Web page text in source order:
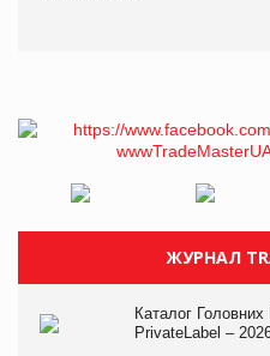
ЖУРНАЛ
Каталог Головних
PrivateLabel –